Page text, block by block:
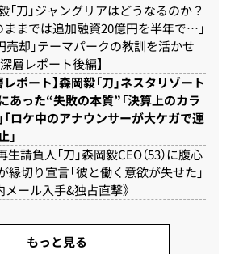
「刀」ジャングリアはどうなるのか？
ままでは追加融資20億円を半年で…」
円売却」テーマパークの教訓を活かせ
深層レポート後編】
レポート】森岡毅「刀」ネスタリゾート
あった“失敗の本質”「決算上のカラ
「ロケ中のアナウンサーが大ケガで運
」
生請負人「刀」森岡毅CEO（53）に腹心
縁切り宣言「彼と働く意欲が失せた」
メール入手&独占直撃》
もっと見る